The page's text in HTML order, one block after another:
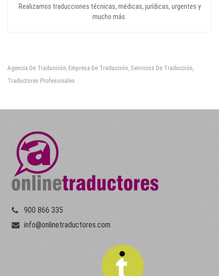
Realizamos traducciones técnicas, médicas, jurídicas, urgentes y
mucho más.
Agencia De Traducción, Empresa De Traducción, Servicios De Traducción,
Traductores Profesionales
900 866 335
info@onlinetraductores.com